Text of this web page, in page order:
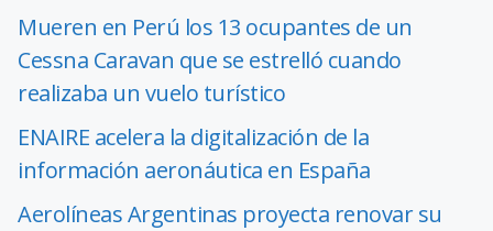
Mueren en Perú los 13 ocupantes de un
Cessna Caravan que se estrelló cuando
realizaba un vuelo turístico
ENAIRE acelera la digitalización de la
información aeronáutica en España
Aerolíneas Argentinas proyecta renovar su